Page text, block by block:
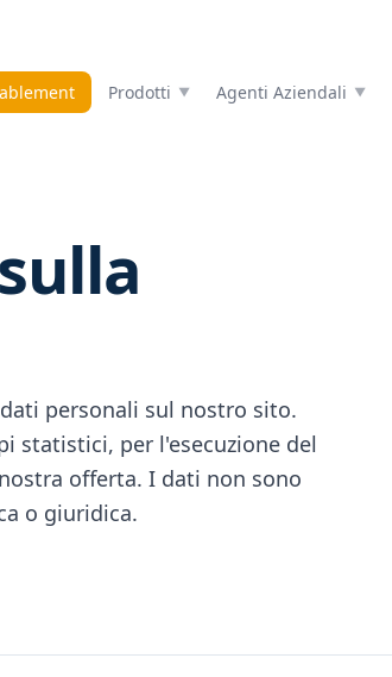
Prodotti Agenti Aziendali
personali sul nostro sito.
statistici, per l'esecuzione del
offerta. I dati non sono
o giuridica.